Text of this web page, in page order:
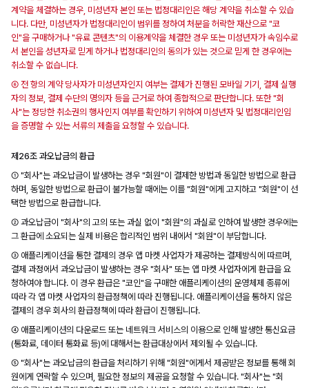
계약을 체결하는 경우, 미성년자 본인 또는 법정대리인은 해당 계약을 취소할 수 있습
니다. 다만, 미성년자가 법정대리인이 범위를 정하여 처분을 허락한 재산으로 "코
인"을 구매하거나 "유료 콘텐츠"의 이용계약을 체결한 경우 또는 미성년자가 속임수로
서 본인을 성년자로 믿게 하거나 법정대리인의 동의가 있는 것으로 믿게 한 경우에는
취소할 수 없습니다.
⑥ 전 항의 계약 당사자가 미성년자인지 여부는 결제가 진행된 모바일 기기, 결제 실행
자의 정보, 결제 수단의 명의자 등을 근거로 하여 종합적으로 판단합니다. 또한 "회
사"는 정당한 취소권의 행사인지 여부를 확인하기 위하여 미성년자 및 법정대리인임
을 증명할 수 있는 서류의 제출을 요청할 수 있습니다.
제26조 과오납금의 환급
① "회사"는 과오납금이 발생하는 경우 "회원"이 결제한 방법과 동일한 방법으로 환급
하며, 동일한 방법으로 환급이 불가능할 때에는 이를 "회원"에게 고지하고 "회원"이 선
택한 방법으로 환급합니다.
② 과오납금이 "회사"의 고의 또는 과실 없이 "회원"의 과실로 인하여 발생한 경우에는
그 환급에 소요되는 실제 비용은 합리적인 범위 내에서 "회원"이 부담합니다.
③ 애플리케이션을 통한 결제의 경우 앱 마켓 사업자가 제공하는 결제방식에 따르며,
결제 과정에서 과오납금이 발생하는 경우 "회사" 또는 앱 마켓 사업자에게 환급을 요
청하여야 합니다. 이 경우 환급은 "코인"을 구매한 애플리케이션의 운영체제 종류에
따라 각 앱 마켓 사업자의 환급정책에 따라 진행됩니다. 애플리케이션을 통하지 않은
결제의 경우 회사의 환급정책에 따라 환급이 진행됩니다.
④ 애플리케이션의 다운로드 또는 네트워크 서비스의 이용으로 인해 발생한 통신요금
(통화료, 데이터 통화료 등)에 대해서는 환급대상에서 제외될 수 있습니다.
⑤ "회사"는 과오납금의 환급을 처리하기 위해 "회원"에게서 제공받은 정보를 통해 회
원에게 연락할 수 있으며, 필요한 정보의 제공을 요청할 수 있습니다. "회사"는 "회